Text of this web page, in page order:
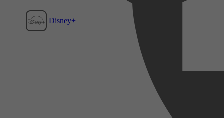
Disney+